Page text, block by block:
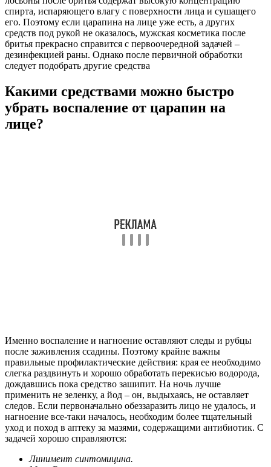
спирта, испаряющего влагу с поверхности лица и сушащего
его. Поэтому если царапина на лице уже есть, а других
средств под рукой не оказалось, мужская косметика после
бритья прекрасно справится с первоочередной задачей –
дезинфекцией раны. Однако после первичной обработки
следует подобрать другие средства
Какими средствами можно быстро
убрать воспаление от царапин на
лице?
Именно воспаление и нагноение оставляют следы и рубцы
после заживления ссадины. Поэтому крайне важны
правильные профилактические действия: края ее необходимо
слегка раздвинуть и хорошо обработать перекисью водорода,
дождавшись пока средство зашипит. На ночь лучше
применить не зеленку, а йод – он, выдыхаясь, не оставляет
следов. Если первоначально обеззаразить лицо не удалось, и
нагноение все-таки началось, необходим более тщательный
уход и поход в аптеку за мазями, содержащими антибиотик. С
задачей хорошо справляются:
Линимент синтомицина.